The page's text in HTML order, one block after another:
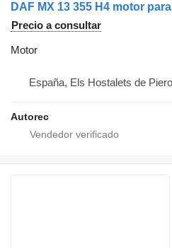
DAF MX 13 355 H4 motor
Precio a consultar
Motor
España, Els Hostalets de
Autorec